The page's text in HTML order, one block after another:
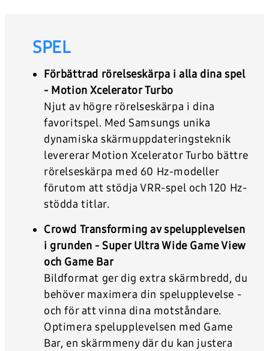
SPEL
Förbättrad rörelseskärpa i alla dina spel
- Motion Xcelerator Turbo
Njut av högre rörelseskärpa i dina
favoritspel. Med Samsungs unika
dynamiska skärmuppdateringsteknik
levererar Motion Xcelerator Turbo bättre
rörelseskärpa med 60 Hz-modeller
förutom att stödja VRR-spel och 120 Hz-
stödda titlar.
Crowd Transforming av spelupplevelsen
i grunden - Super Ultra Wide Game View
och Game Bar
Bildformat ger dig extra skärmbredd, du
behöver maximera din spelupplevelse -
och för att vinna dina motståndare.
Optimera spelupplevelsen med Game
Bar, en skärmmeny där du kan justera